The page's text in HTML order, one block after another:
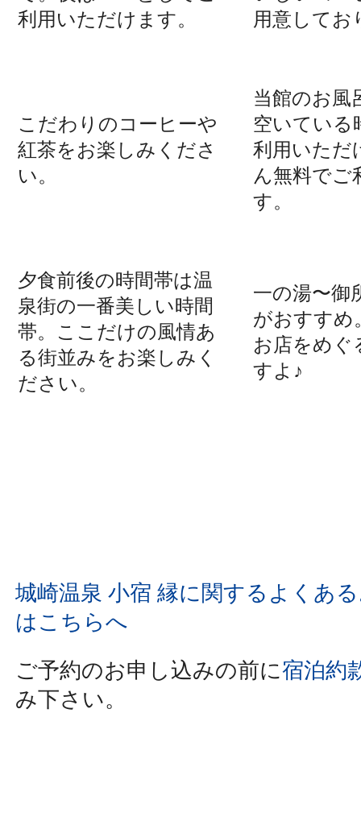
利用いただけます。
用意してお
こだわりのコーヒーや
紅茶をお楽しみくださ
い。
当館のお風
空いている
利用いただ
ん無料でご
す。
夕食前後の時間帯は温
泉街の一番美しい時間
帯。ここだけの風情あ
る街並みをお楽しみく
ださい。
一の湯〜御
がおすすめ
お店をめぐ
すよ♪
城崎温泉 小宿 縁に関するよくあ
はこちらへ
ご予約のお申し込みの前に宿泊約
み下さい。